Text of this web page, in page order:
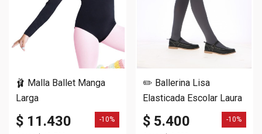
🩰 Malla Ballet Manga
Larga
$ 11.430 -10%
✏️ Ballerina Lisa
Elasticada Escolar Laura
$ 5.400 -10%